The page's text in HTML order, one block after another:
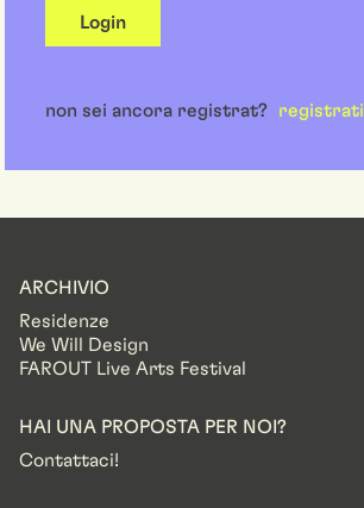
Login
non sei ancora registrat? registrati
ARCHIVIO
Residenze
We Will Design
FAROUT Live Arts Festival
HAI UNA PROPOSTA PER NOI?
Contattaci!